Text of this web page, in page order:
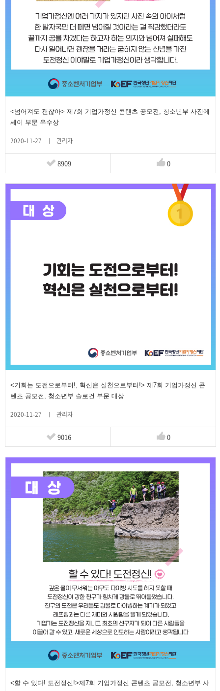
<넘어져도 괜찮아> 제7회 기업가정신 콘텐츠 공모전, 청소년부 사진에
세이 부문 우수상
2020-11-27 관리자
8909 0
<기회는 도전으로부터!, 혁신은 실천으로부터!> 제7회 기업가정신 콘
텐츠 공모전, 청소년부 슬로건 부문 대상
2020-11-27 관리자
9016 0
<할 수 있다! 도전정신!>제7회 기업가정신 콘텐츠 공모전, 청소년부 사